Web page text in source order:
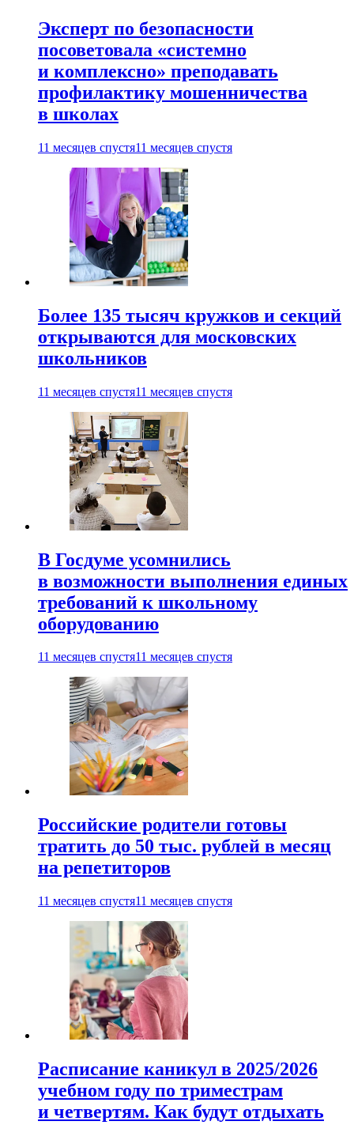
Эксперт по безопасности
посоветовала «системно
и комплексно» преподавать
профилактику мошенничества
в школах
11 месяцев спустя11 месяцев спустя
Более 135 тысяч кружков и секций
открываются для московских
школьников
11 месяцев спустя11 месяцев спустя
В Госдуме усомнились
в возможности выполнения единых
требований к школьному
оборудованию
11 месяцев спустя11 месяцев спустя
Российские родители готовы
тратить до 50 тыс. рублей в месяц
на репетиторов
11 месяцев спустя11 месяцев спустя
Расписание каникул в 2025/2026
учебном году по триместрам
и четвертям. Как будут отдыхать